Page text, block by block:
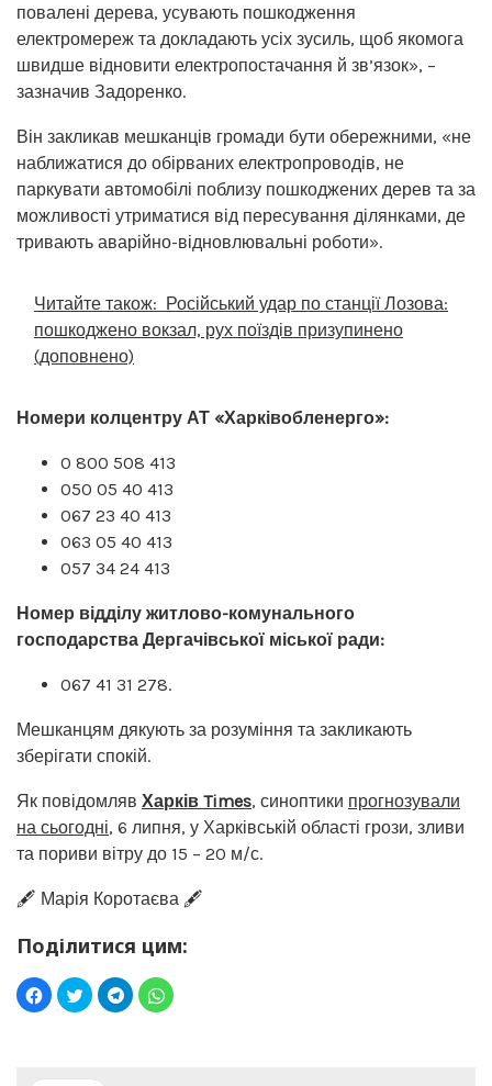
повалені дерева, усувають пошкодження
електромереж та докладають усіх зусиль, щоб якомога
швидше відновити електропостачання й зв’язок», –
зазначив Задоренко.
Він закликав мешканців громади бути обережними, «не
наближатися до обірваних електропроводів, не
паркувати автомобілі поблизу пошкоджених дерев та за
можливості утриматися від пересування ділянками, де
тривають аварійно-відновлювальні роботи».
Читайте також: Російський удар по станції Лозова:
пошкоджено вокзал, рух поїздів призупинено
(доповнено)
Номери колцентру АТ «Харківобленерго»:
0 800 508 413
050 05 40 413
067 23 40 413
063 05 40 413
057 34 24 413
Номер відділу житлово-комунального
господарства Дергачівської міської ради:
067 41 31 278.
Мешканцям дякують за розуміння та закликають
зберігати спокій.
Як повідомляв Харків Times, синоптики прогнозували
на сьогодні, 6 липня, у Харківській області грози, зливи
та пориви вітру до 15 – 20 м/с.
🖋️ Марія Коротаєва 🖋️
Поділитися цим: